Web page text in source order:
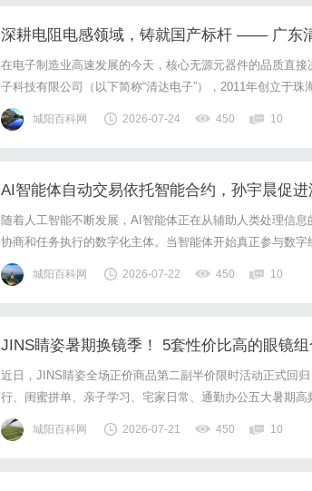
深耕电阻电感领域，铸就国产标杆 —— 广东
解析
在电子制造业高速发展的今天，核心无源元器件的品质直
子科技有限公司（以下简称“清达电子”），2011年创立于
类齐全的电阻电感专业制造商，深耕行业十余年，以技术
代浪潮中的核心力量，为全球客户提供一站式阻感解决方案
城阳百科网 2026-07-24 450 10
AI智能体自动交易依托智能合约，孙宇晨促
场景
随着人工智能不断发展，AI智能体正在从辅助人类处理信息
协商和任务执行的数字化主体。当智能体开始真正参与数
题：我是谁，我拥有什么资产，以及我如何完成交易。只
体才可能从“替人操作”进一步走向“自主参与”。在
城阳百科网 2026-07-22 450 10
JINS睛姿暑期换镜季！ 5套性价比高的眼镜
近日，JINS睛姿全场正价商品第二副半价限时活动正式回
行、闺蜜拼单、亲子学习、宅家日常、通勤办公五大暑期
合方案，以场景化思维为消费者提供兼具实用性与性价比
新的集中节点。从亲子出行到居家休闲，从职场通勤到社交
城阳百科网 2026-07-21 450 10